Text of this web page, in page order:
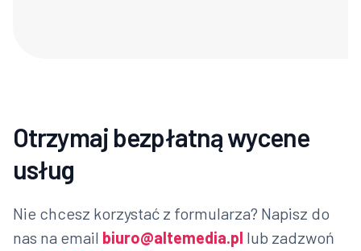
Otrzymaj bezpłatną wycene
usług
Nie chcesz korzystać z formularza? Napisz do
nas na email biuro@altemedia.pl lub zadzwoń